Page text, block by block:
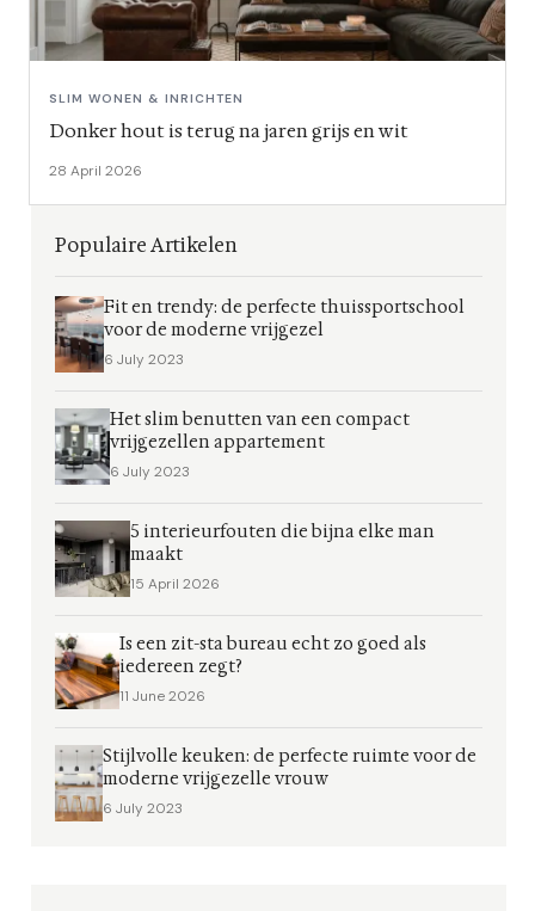
SLIM WONEN & INRICHTEN
Donker hout is terug na jaren grijs en wit
28 April 2026
Populaire Artikelen
Fit en trendy: de perfecte thuissportschool
voor de moderne vrijgezel
6 July 2023
Het slim benutten van een compact
vrijgezellen appartement
6 July 2023
5 interieurfouten die bijna elke man
maakt
15 April 2026
Is een zit-sta bureau echt zo goed als
iedereen zegt?
11 June 2026
Stijlvolle keuken: de perfecte ruimte voor de
moderne vrijgezelle vrouw
6 July 2023